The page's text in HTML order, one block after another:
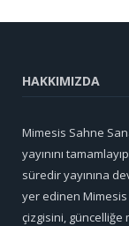
HAKKIMIZDA
Mimesis Sahne
yayınını
süredir yayınına
yer edinen Mimesis
çizgisini, güncelliğe